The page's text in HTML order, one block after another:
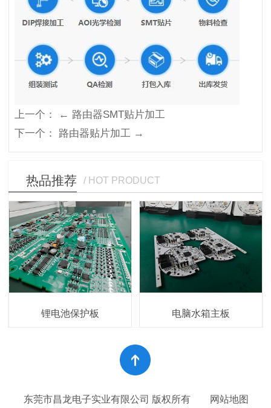
上一个：
← 路由器SMT贴片加工
下一个：
路由器贴片加工 →
热品推荐 / HOT PRODUCT
锂电池保护板 电脑水箱主板
东莞市昌龙电子实业有限公司 版权所有 网站地图